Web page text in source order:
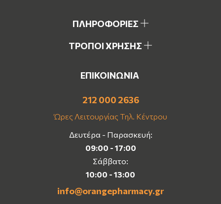
ΠΛΗΡΟΦΟΡΙΕΣ
ΤΡΟΠΟΙ ΧΡΗΣΗΣ
ΕΠΙΚΟΙΝΩΝΙΑ
212 000 2636
Ώρες Λειτουργίας Τηλ. Κέντρου
Δευτέρα - Παρασκευή:
09:00 - 17:00
Σάββατο:
10:00 - 13:00
info@orangepharmacy.gr